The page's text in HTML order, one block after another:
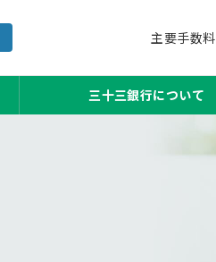
主要手数料
三十三銀行について